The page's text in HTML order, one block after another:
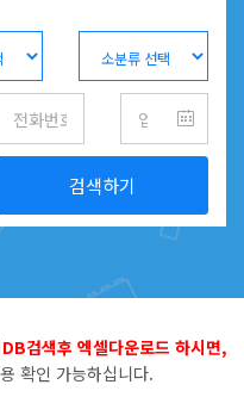
검색하기
DB검색후 엑셀다운로드 하시면,
확인 가능하십니다.